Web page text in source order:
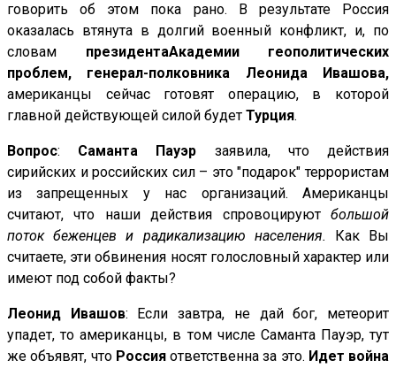
говорить об этом пока рано. В результате Россия
оказалась втянута в долгий военный конфликт, и, по
словам президентаАкадемии геополитических
проблем, генерал-полковника Леонида Ивашова,
американцы сейчас готовят операцию, в которой
главной действующей силой будет Турция.
Вопрос: Саманта Пауэр заявила, что действия
сирийских и российских сил – это "подарок" террористам
из запрещенных у нас организаций. Американцы
считают, что наши действия спровоцируют большой
поток беженцев и радикализацию населения. Как Вы
считаете, эти обвинения носят голословный характер или
имеют под собой факты?
Леонид Ивашов: Если завтра, не дай бог, метеорит
упадет, то американцы, в том числе Саманта Пауэр, тут
же объявят, что Россия ответственна за это. Идет война